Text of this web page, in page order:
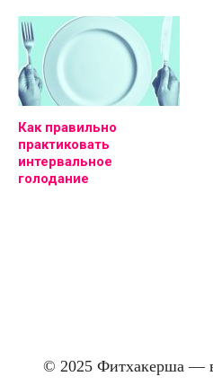
Как правильно
практиковать
интервальное
голодание
© 2025 Фитхакерша —